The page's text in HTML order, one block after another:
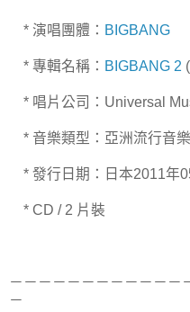
* 演唱團體： BIGBANG
* 專輯名稱： BIGBANG 2
* 唱片公司：Universal
* 音樂類型：亞洲流行音樂
* 發行日期：日本2011年
* CD / 2 片裝
－－－－－－－－－－－－
－